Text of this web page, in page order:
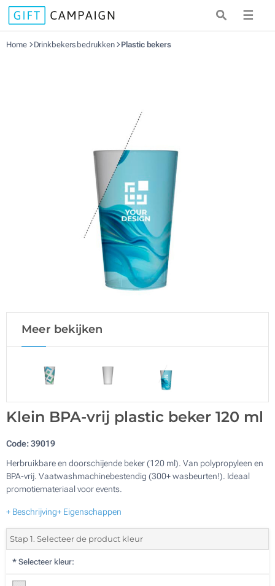
☰
Home Drinkbekers bedrukken Plastic bekers
Meer bekijken
Klein BPA-vrij plastic beker 120 ml
Code:39019
Herbruikbare en doorschijende beker (120 ml). Van polypropyleen en
BPA-vrij. Vaatwashmachinebestendig (300+ wasbeurten!). Ideaal
promotiemateriaal voor events.
+ Beschrijving+ Eigenschappen
Stap 1. Selecteer de product kleur
* Selecteer kleur: